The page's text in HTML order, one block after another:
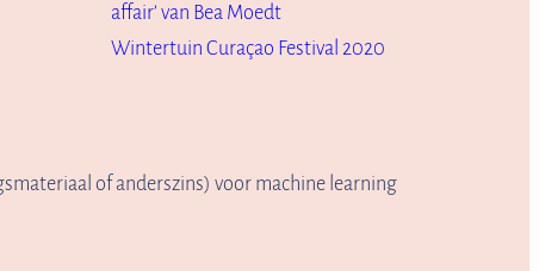
affair’ van Bea Moedt
Wintertuin Curaçao Festival 2020
of anderszins) voor machine learning